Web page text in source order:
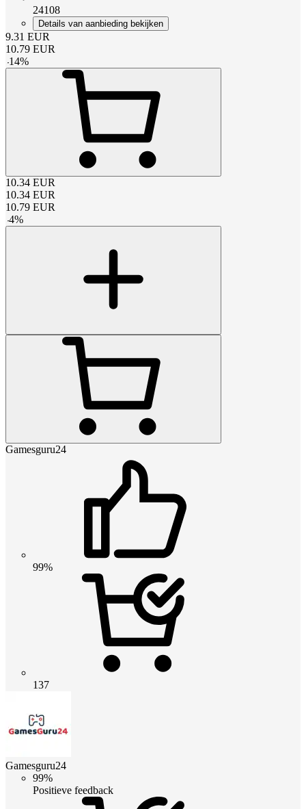
24108
Details van aanbieding bekijken
9.31 EUR
10.79 EUR
-14%
10.34 EUR
10.34 EUR
10.79 EUR
-4%
Gamesguru24
99%
137
Gamesguru24
99%
Positieve feedback